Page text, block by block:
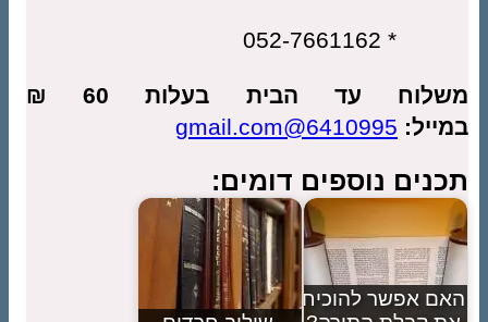
עד הבית בעלות 60 ₪
6410995@gmail.com
נוספים דומים:
אפשר להוכיח